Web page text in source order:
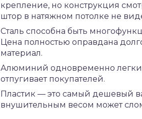
крепление, но конструкция
штор в натяжном потолке не
Сталь способна быть
Цена полностью оправдана
материал.
Алюминий одновременно
отпугивает покупателей.
Пластик — это самый дешевый
внушительным весом может